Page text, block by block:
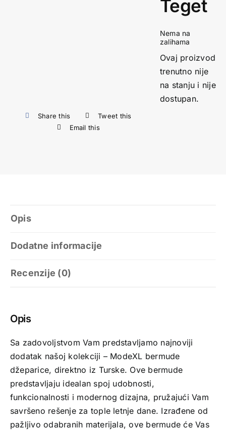
Share this
Tweet this
Email this
Teget
Nema na
zalihama
Ovaj proizvod
trenutno nije
na stanju i nije
dostupan.
Opis
Dodatne informacije
Recenzije (0)
Opis
Sa zadovoljstvom Vam predstavljamo najnoviji
dodatak našoj kolekciji – ModeXL bermude
džeparice, direktno iz Turske. Ove bermude
predstavljaju idealan spoj udobnosti,
funkcionalnosti i modernog dizajna, pružajući Vam
savršeno rešenje za tople letnje dane. Izrađene od
pažljivo odabranih materijala, ove bermude će Vas